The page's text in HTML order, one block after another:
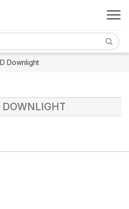
Downlight